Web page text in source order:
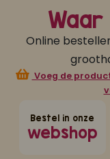
Online
Voeg de
Bestel in onze
webshop